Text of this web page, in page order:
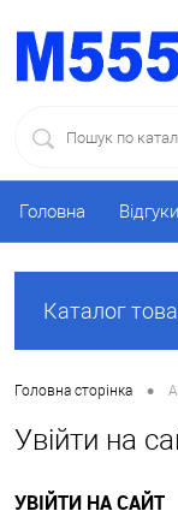
Головна Відгуки
Каталог
Головна сторінка •
Увійти на
УВІЙТИ НА САЙТ